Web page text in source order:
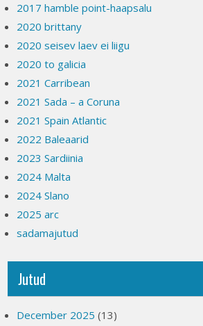
2017 hamble point-haapsalu
2020 brittany
2020 seisev laev ei liigu
2020 to galicia
2021 Carribean
2021 Sada – a Coruna
2021 Spain Atlantic
2022 Baleaarid
2023 Sardiinia
2024 Malta
2024 Slano
2025 arc
sadamajutud
Jutud
December 2025 (13)